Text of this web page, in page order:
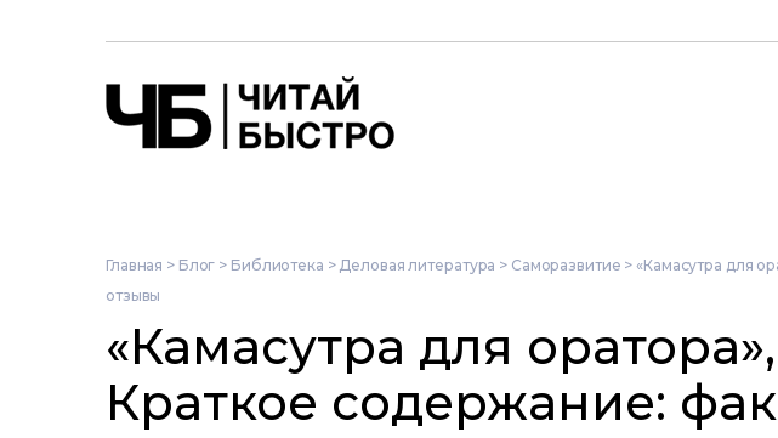
Главная > Блог > Библиотека > Деловая литература > Саморазвитие >«Камасутра для
отзывы
«Камасутра для
Краткое содержание: